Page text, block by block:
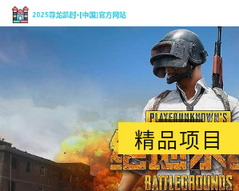
精品项目